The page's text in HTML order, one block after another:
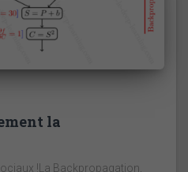
la
!La Backpropagation,